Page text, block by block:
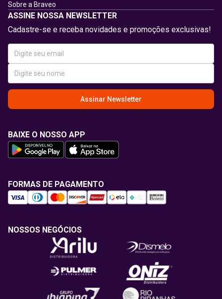
Sobre a Braveo
ASSINE NOSSA NEWSLETTER
Cadastre-se e receba novidades e promoções exclusivas!
Assinar Newsletter
BAIXE O NOSSO APP
FORMAS DE PAGAMENTO
NOSSOS NEGÓCIOS